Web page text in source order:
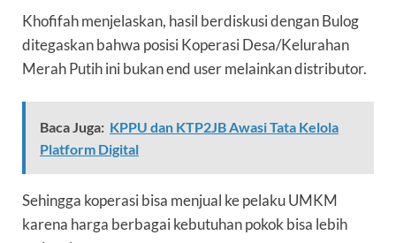
Khofifah menjelaskan, hasil berdiskusi dengan Bulog
ditegaskan bahwa posisi Koperasi Desa/Kelurahan
Merah Putih ini bukan end user melainkan distributor.
Baca Juga: KPPU dan KTP2JB Awasi Tata Kelola
Platform Digital
Sehingga koperasi bisa menjual ke pelaku UMKM
karena harga berbagai kebutuhan pokok bisa lebih